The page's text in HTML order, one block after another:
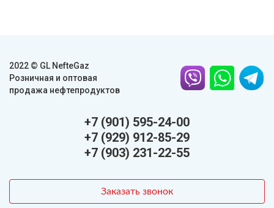
2022 © GL NefteGaz
Розничная и оптовая
продажа нефтепродуктов
+7 (901) 595-24-00
+7 (929) 912-85-29
+7 (903) 231-22-55
Заказать звонок